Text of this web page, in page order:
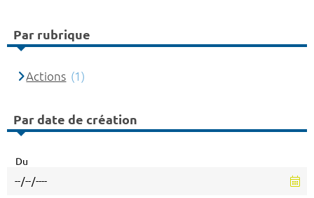
Par rubrique
Actions (1)
Par date de création
Du